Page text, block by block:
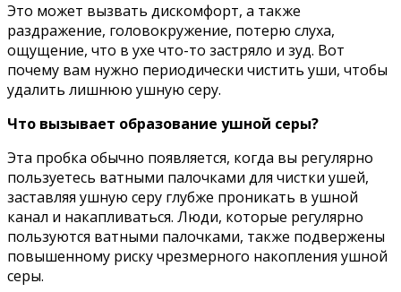
Это может вызвать дискомфорт, а также
раздражение, головокружение, потерю слуха,
ощущение, что в ухе что-то застряло и зуд. Вот
почему вам нужно периодически чистить уши, чтобы
удалить лишнюю ушную серу.
Что вызывает образование ушной серы?
Эта пробка обычно появляется, когда вы регулярно
пользуетесь ватными палочками для чистки ушей,
заставляя ушную серу глубже проникать в ушной
канал и накапливаться. Люди, которые регулярно
пользуются ватными палочками, также подвержены
повышенному риску чрезмерного накопления ушной
серы.